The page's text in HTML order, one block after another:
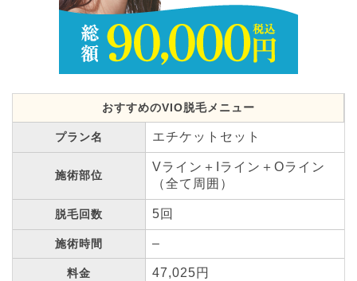
おすすめのVIO脱毛メニュー
プラン名 エチケットセット
施術部位
Vライン＋Iライン＋Oライン
（全て周囲）
脱毛回数 5回
施術時間 –
料金 47,025円